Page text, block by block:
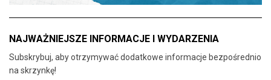
NAJWAŻNIEJSZE INFORMACJE I WYDARZENIA
Subskrybuj, aby otrzymywać dodatkowe informacje bezpośrednio
na skrzynkę!